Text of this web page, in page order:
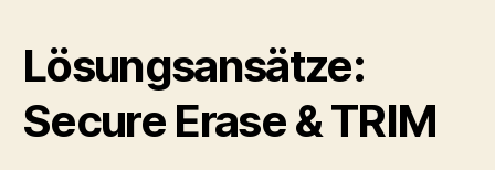
Lösungsansätze:
Secure Erase & TRIM